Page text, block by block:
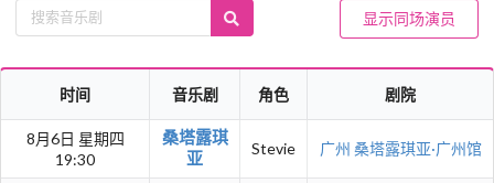
显示同场演员
时间 音乐剧 角色 剧院
8月6日 星期四
19:30
桑塔露琪
亚
Stevie 广州 桑塔露琪亚·广州馆